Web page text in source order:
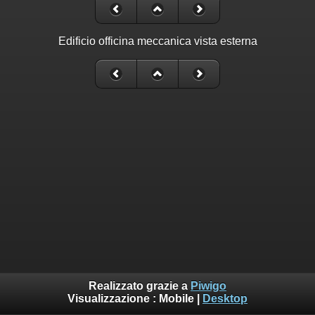
Edificio officina meccanica vista esterna
Realizzato grazie a Piwigo
Visualizzazione : Mobile Desktop